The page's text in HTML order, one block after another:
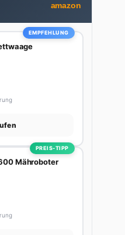
den Bergen, eine
oder der jährliche
Credo: Das Leben
amazon
EMPFEHLUNG
PREIS-TIPP
Mähroboter